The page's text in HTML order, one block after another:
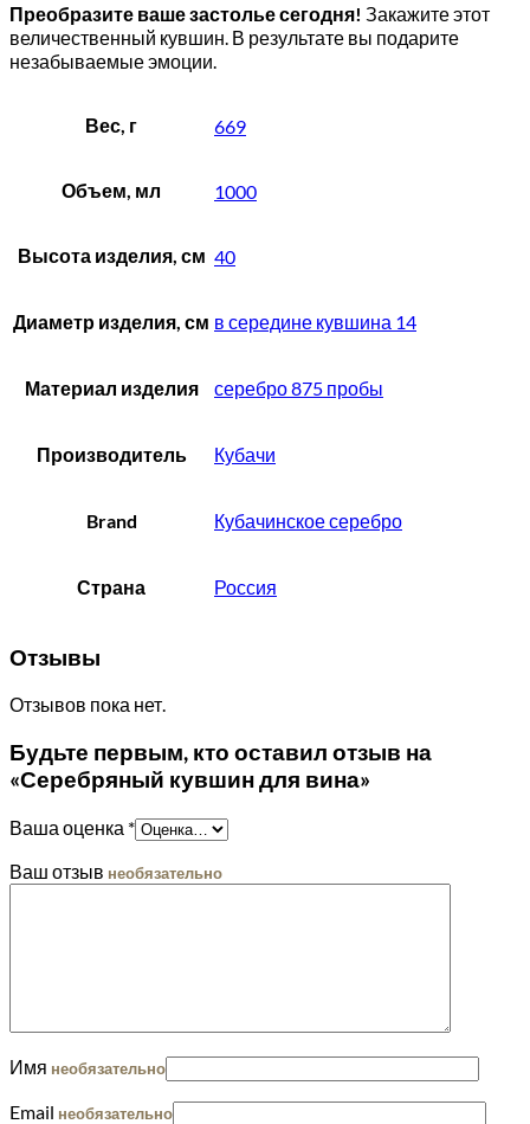
Преобразите ваше застолье сегодня! Закажите этот
величественный кувшин. В результате вы подарите
незабываемые эмоции.
Вес, г 669
Объем, мл 1000
Высота изделия, см 40
Диаметр изделия, см в середине кувшина 14
Материал изделия серебро 875 пробы
Производитель Кубачи
Brand Кубачинское серебро
Страна Россия
Отзывы
Отзывов пока нет.
Будьте первым, кто оставил отзыв на
«Серебряный кувшин для вина»
Ваша оценка *
Ваш отзыв необязательно
Имя необязательно
Email необязательно